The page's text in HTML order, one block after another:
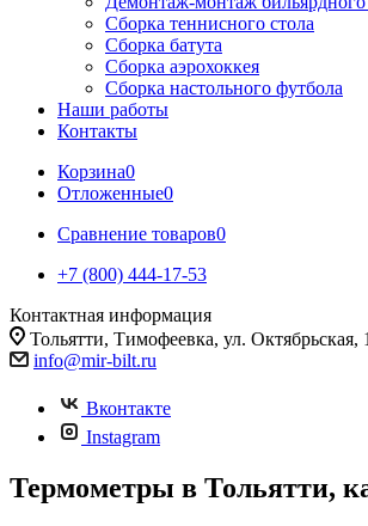
Сборка теннисного стола
Сборка батута
Сборка аэрохоккея
Сборка настольного футбола
Наши работы
Контакты
Корзина0
Отложенные0
Сравнение товаров0
+7 (800) 444-17-53
Контактная информация
Тольятти, Тимофеевка, ул. Октябрьская,
info@mir-bilt.ru
Вконтакте
Instagram
Термометры в Тольятти,